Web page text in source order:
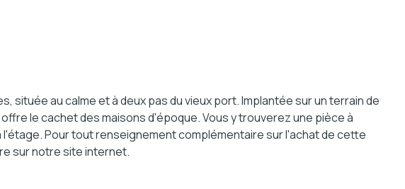
située au calme et à deux pas du vieux port. Implantée sur un terrain de
le cachet des maisons d'époque. Vous y trouverez une pièce à
Pour tout renseignement complémentaire sur l'achat de cette
sur notre site internet.